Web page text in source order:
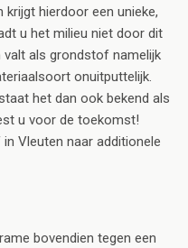
krijgt hierdoor een unieke,
u het milieu niet door dit
valt als grondstof namelijk
onuitputtelijk.
het dan ook bekend als
u voor de toekomst!
Vleuten naar additionele
bovendien tegen een